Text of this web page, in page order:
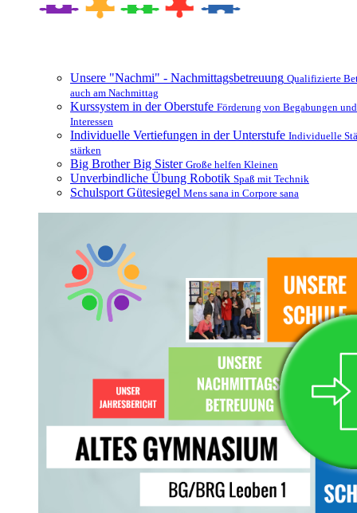
Unsere "Nachmi" - Nachmittagsbetreuung Qualifizierte
auch am Nachmittag
Kurssystem in der Oberstufe Förderung von Begabungen und
Interessen
Individuelle Vertiefungen in der Unterstufe Individuelle
stärken
Big Brother Big Sister Große helfen Kleinen
Unverbindliche Übung Robotik Spaß mit Technik
Schulsport Gütesiegel Mens sana in Corpore sana